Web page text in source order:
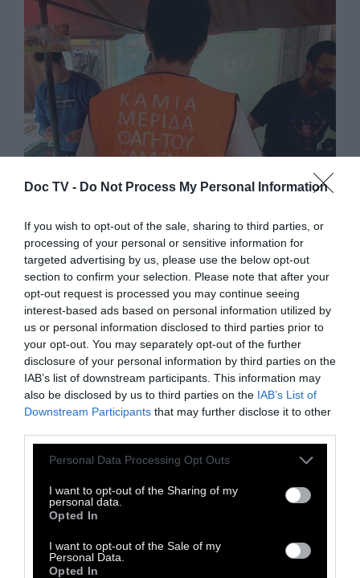
Doc TV - Do Not Process My Personal Information
If you wish to opt-out of the sale, sharing to third parties, or
processing of your personal or sensitive information for
targeted advertising by us, please use the below opt-out
section to confirm your selection. Please note that after your
opt-out request is processed you may continue seeing
interest-based ads based on personal information utilized by
us or personal information disclosed to third parties prior to
your opt-out. You may separately opt-out of the further
disclosure of your personal information by third parties on the
IAB’s list of downstream participants. This information may
also be disclosed by us to third parties on the IAB’s List of
Downstream Participants that may further disclose it to other
Personal Data Processing Opt Outs
I want to opt-out of the Sharing of my
personal data.
Opted In
I want to opt-out of the Sale of my
Personal Data.
Opted In
ΠΡΟΠΑΓΑΝΔΑ
Καμία μερίδα φαγητού
χαμένη
Η οργάνωση που δεν αφήνει να πάει ούτε
ψίχουλο στα σκουπίδια και πώς μπορούμε να
βοηθήσουμε
7 Μαρτίου 2018